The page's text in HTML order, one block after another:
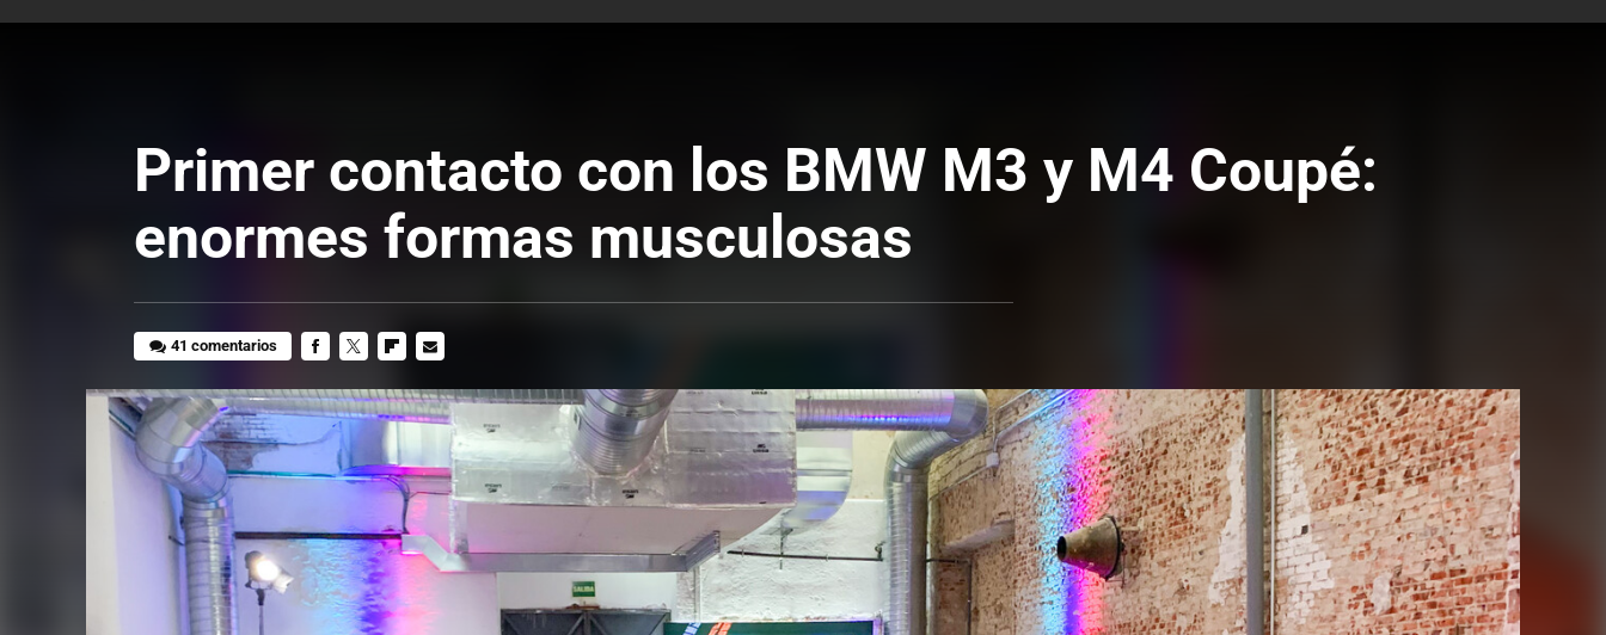
Primer contacto con los BMW M3 y M4 Coupé:
enormes formas musculosas
41 comentarios
MAIL